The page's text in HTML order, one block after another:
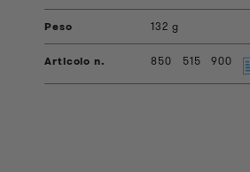
132 g
850 515 900